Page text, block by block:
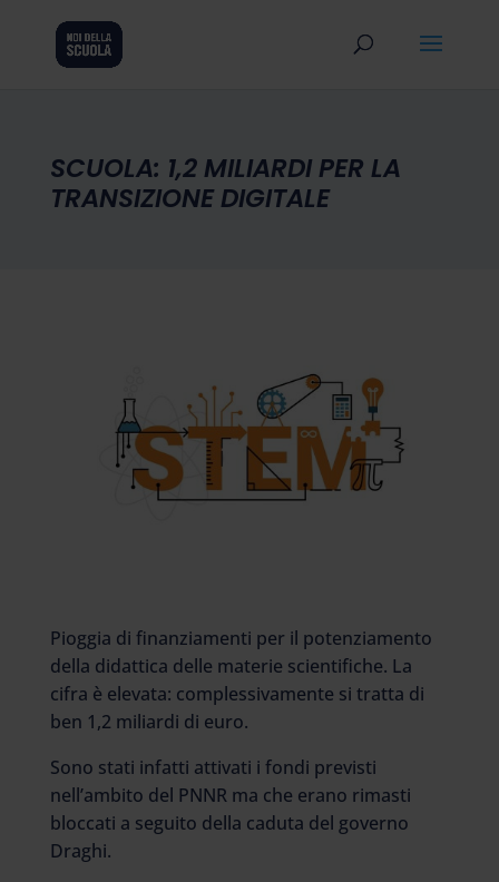
SCUOLA: 1,2 MILIARDI PER LA
TRANSIZIONE DIGITALE
Pioggia di finanziamenti per il potenziamento
della didattica delle materie scientifiche. La
cifra è elevata: complessivamente si tratta di
ben 1,2 miliardi di euro.
Sono stati infatti attivati i fondi previsti
nell’ambito del PNNR ma che erano rimasti
bloccati a seguito della caduta del governo
Draghi.